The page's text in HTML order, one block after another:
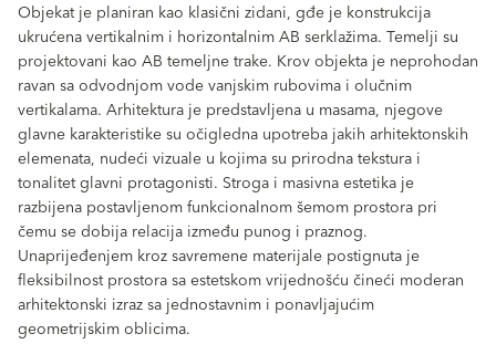
Objekat je planiran kao klasični zidani, gđe je konstrukcija
ukrućena vertikalnim i horizontalnim AB serklažima. Temelji su
projektovani kao AB temeljne trake. Krov objekta je neprohodan
ravan sa odvodnjom vode vanjskim rubovima i olučnim
vertikalama. Arhitektura je predstavljena u masama, njegove
glavne karakteristike su očigledna upotreba jakih arhitektonskih
elemenata, nudeći vizuale u kojima su prirodna tekstura i
tonalitet glavni protagonisti. Stroga i masivna estetika je
razbijena postavljenom funkcionalnom šemom prostora pri
čemu se dobija relacija između punog i praznog.
Unaprijeđenjem kroz savremene materijale postignuta je
fleksibilnost prostora sa estetskom vrijednošću čineći moderan
arhitektonski izraz sa jednostavnim i ponavljajućim
geometrijskim oblicima.